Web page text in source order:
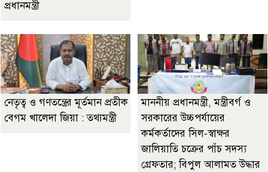
প্রধানমন্ত্রী
নেতৃত্ব ও গণতন্ত্রের মূর্তমান প্রতীক
বেগম খালেদা জিয়া : তথ্যমন্ত্রী
মাননীয় প্রধানমন্ত্রী, মন্ত্রীবর্গ ও
সরকারের উচ্চপর্যায়ের
কর্মকর্তাদের সিল-স্বাক্ষর
জালিয়াতি চক্রের পাঁচ সদস্য
গ্রেফতার; বিপুল আলামত উদ্ধার